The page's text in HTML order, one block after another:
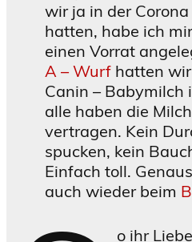
wir ja in der
hatten, habe ich
einen Vorrat
A – Wurf hatten
Canin – Babymilch
alle haben die
vertragen. Kein
spucken, kein
Einfach toll.
auch wieder beim
o ihr